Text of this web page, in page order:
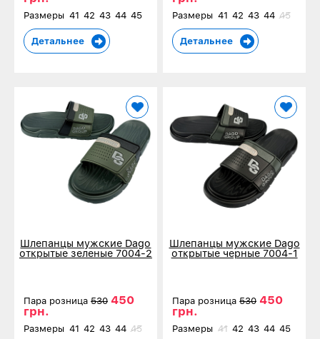
Размеры 41 42 43 44 45
Детальнее
Размеры 41 42 43 44 45
Детальнее
Шлепанцы мужские Dago
открытые зеленые 7004-2
Пара розница 530 450
грн.
Размеры 41 42 43 44 45
Шлепанцы мужские Dago
открытые черные 7004-1
Пара розница530 450
грн.
Размеры 41 42 43 44 45